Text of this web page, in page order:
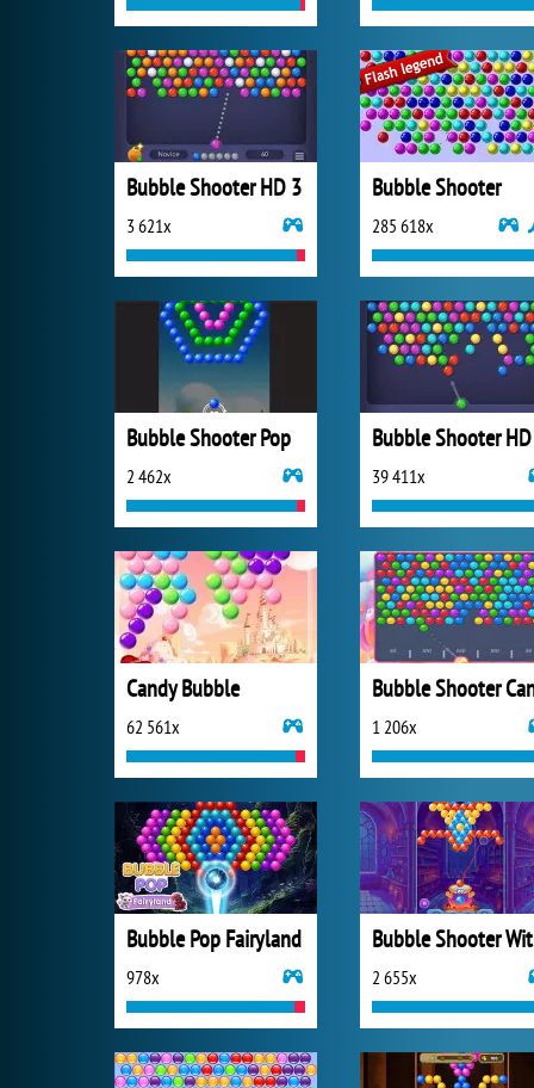
Bubble Shooter HD 3
3 621x
Bubble Shooter
285 618x
Bubble Shooter Pop
2 462x
Bubble Shooter HD
39 411x
Candy Bubble
62 561x 1 206x
Bubble Pop Fairyland
978x 2 655x